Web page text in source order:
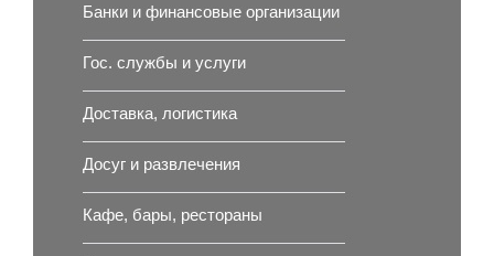
Банки и финансовые организации
Гос. службы и услуги
Доставка, логистика
Досуг и развлечения
Кафе, бары, рестораны